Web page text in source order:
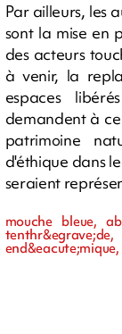
Par ailleurs, les
sont la mise en
des acteurs
à venir, la
espaces
demandent à
patrimoine
d'éthique dans
seraient
mouche bleue,